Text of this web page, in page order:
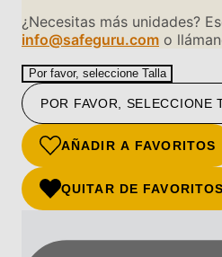
¿Necesitas más unidades?
info@safeguru.com o
Por favor, seleccione Talla
POR FAVOR, SELECCIONE
AÑADIR A FAVORITOS
QUITAR DE FAVORITOS